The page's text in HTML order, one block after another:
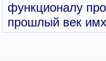
функционалу
прошлый век